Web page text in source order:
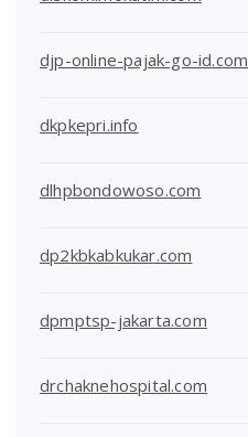
djp-online-pajak-go-id.com
dkpkepri.info
dlhpbondowoso.com
dp2kbkabkukar.com
dpmptsp-jakarta.com
drchaknehospital.com